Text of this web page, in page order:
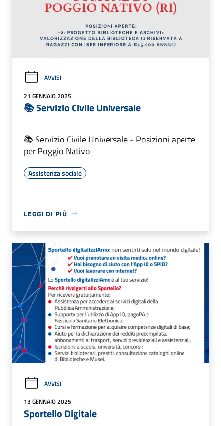
AVVISI
21 GENNAIO 2025
📚 Servizio Civile Universale
📚 Servizio Civile Universale - Posizioni aperte
per Poggio Nativo
Assistenza sociale
LEGGI DI PIÙ
AVVISI
13 GENNAIO 2025
Sportello Digitale